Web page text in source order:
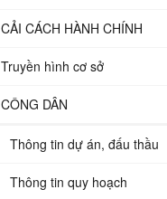
CẢI CÁCH HÀNH CHÍNH
Truyền hình cơ sở
CÔNG DÂN
Thông tin dự án, đấu thầu
Thông tin quy hoạch